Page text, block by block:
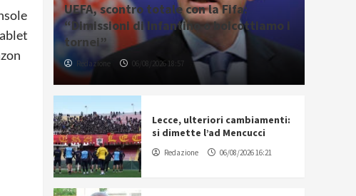
UEFA, scontro totale con la Fifa:
“Dimissioni di Infantino o boicottiamo i
tornei”
Redazione 06/08/2026 18:57
Lecce, ulteriori cambiamenti:
si dimette l’ad Mencucci
Redazione 06/08/2026 16:21